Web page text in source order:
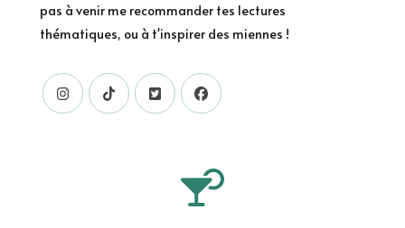
pas à venir me recommander tes lectures
thématiques, ou à t'inspirer des miennes !